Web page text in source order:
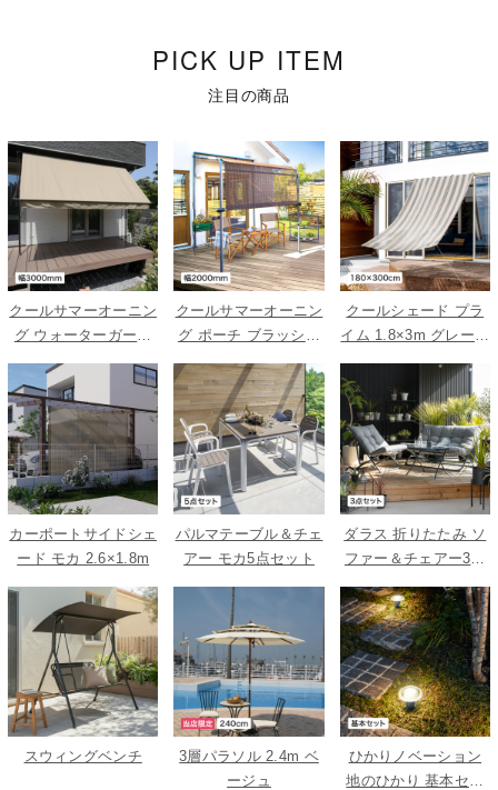
PICK UP ITEM
注目の商品
クールサマーオーニン
グ ウォーターガード
ベージュ 3000
クールサマーオーニン
グ ポーチ ブラッシュ
ウッド 2000
クールシェード プラ
イム 1.8×3m グレース
トライプ
カーポートサイドシェ
ード モカ 2.6×1.8m
パルマテーブル＆チェ
アー モカ5点セット
ダラス 折りたたみ ソ
ファー＆チェアー3点
スウィングベンチ
3層パラソル 2.4m ベ
ージュ
ひかりノベーション
地のひかり 基本セッ